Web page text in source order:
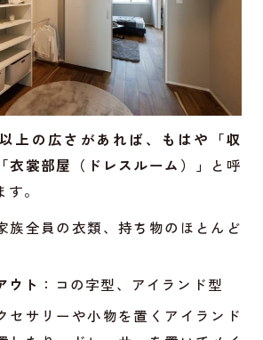
上の広さがあれば、もはや「収
衣裳部屋（ドレスルーム）」
と呼
。
族全員の衣類、持ち物のほとんど
ウト ：コの字型、アイランド型
セサリーや小物を置くアイランド